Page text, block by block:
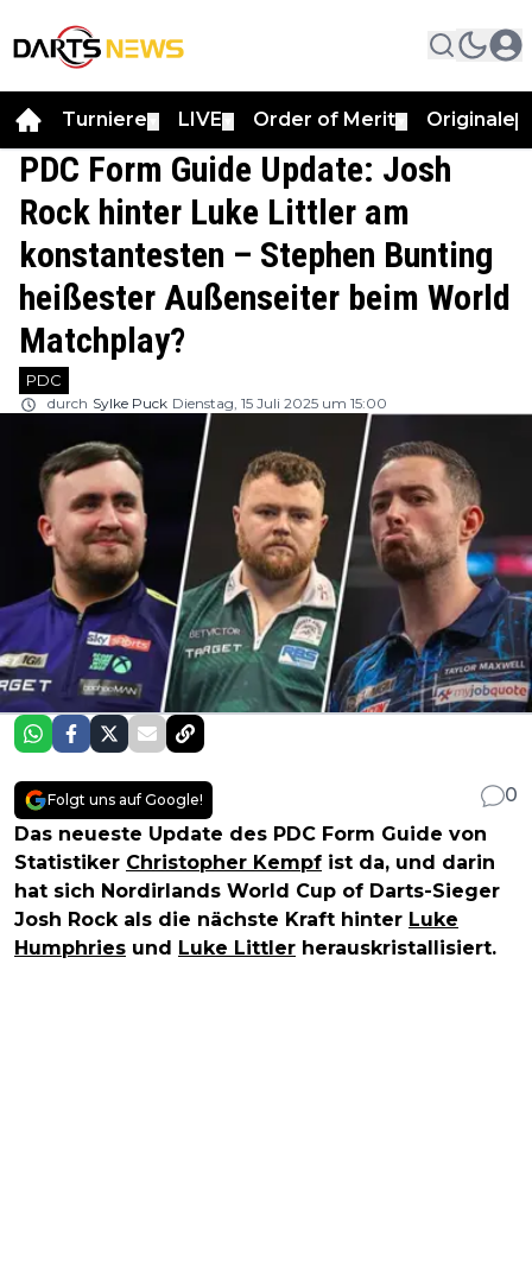
Turniere LIVE Order of Merit Originale
PDC Form Guide Update: Josh
Rock hinter Luke Littler am
konstantesten – Stephen Bunting
heißester Außenseiter beim World
Matchplay?
PDC
durch Sylke Puck Dienstag, 15 Juli 2025 um 15:00
Folgt uns auf Google!
0
Das neueste Update des PDC Form Guide von
Statistiker Christopher Kempf ist da, und darin
hat sich Nordirlands World Cup of Darts-Sieger
Josh Rock als die nächste Kraft hinter Luke
Humphries und Luke Littler herauskristallisiert.